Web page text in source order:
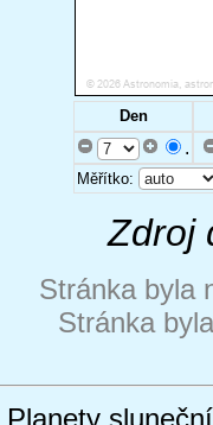
Den
.
Měřítko:
Zdroj
Stránka byla
Stránka
Planety